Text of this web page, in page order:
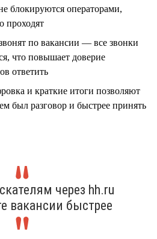
блокируются операторами,
проходят
по вакансии — все звонки
что повышает доверие
ответить
и краткие итоги позволяют
был разговор и быстрее принять
через hh.ru
вакансии быстрее